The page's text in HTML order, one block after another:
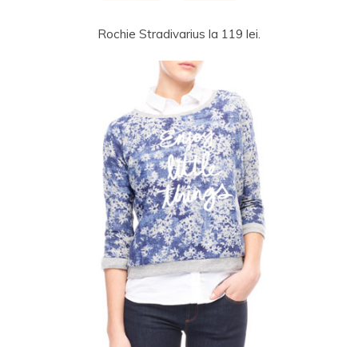
Rochie Stradivarius la 119 lei.